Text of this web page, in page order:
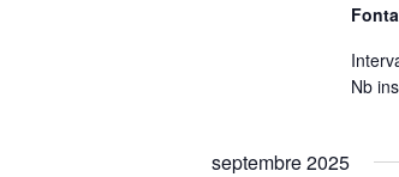
Nb
septembre 2025